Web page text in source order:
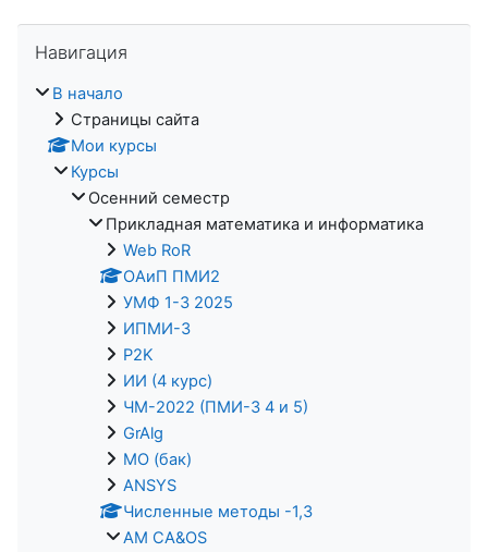
Навигация
В начало
Страницы сайта
Мои курсы
Курсы
Осенний семестр
Прикладная математика и информатика
Web RoR
ОАиП ПМИ2
УМФ 1-3 2025
ИПМИ-3
P2K
ИИ (4 курс)
ЧМ-2022 (ПМИ-3 4 и 5)
GrAlg
МО (бак)
ANSYS
Численные методы -1,3
AM CA&OS